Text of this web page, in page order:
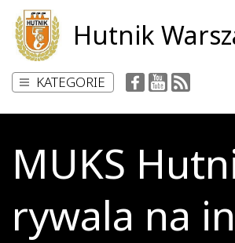
Hutnik
KATEGORIE
MUKS
rywala na